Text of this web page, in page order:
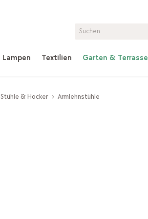
Lampen Textilien Garten & Terrasse
Stühle & Hocker Armlehnstühle